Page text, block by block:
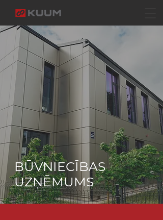
BŪVNIECĪBAS
UZŅĒMUMS